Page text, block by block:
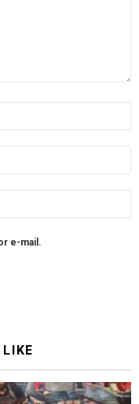
e-mail.